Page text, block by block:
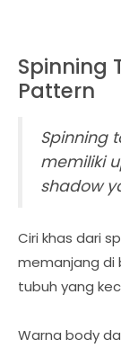
Spinning
Pattern
Spinning
memiliki
shadow
Ciri khas dari
memanjang di
tubuh yang
Warna body